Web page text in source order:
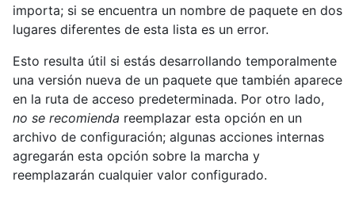
importa; si se encuentra un nombre de paquete en dos
lugares diferentes de esta lista es un error.
Esto resulta útil si estás desarrollando temporalmente
una versión nueva de un paquete que también aparece
en la ruta de acceso predeterminada. Por otro lado,
no se recomienda reemplazar esta opción en un
archivo de configuración; algunas acciones internas
agregarán esta opción sobre la marcha y
reemplazarán cualquier valor configurado.